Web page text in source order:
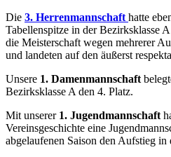
Die 3. Herrenmannschaft hatte
Tabellenspitze in der Bezirksklasse
die Meisterschaft wegen mehrerer
und landeten auf den äußerst
Unsere 1. Damenmannschaft
Bezirksklasse A den 4. Platz.
Mit unserer 1. Jugendmannschaft
Vereinsgeschichte eine
abgelaufenen Saison den Aufstieg